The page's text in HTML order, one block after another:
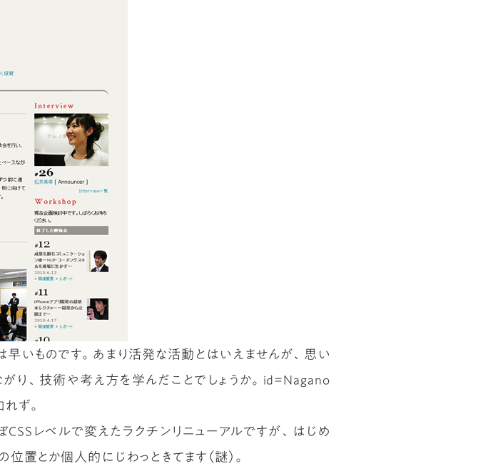
いものです。あまり活発な活動とはいえませんが、思い
り、技術や考え方を学んだことでしょうか。id=Nagano
ず。
レベルで変えたラクチンリニューアルですが、はじめ
置とか個人的にじわっときてます（謎）。